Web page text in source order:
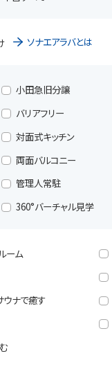
ソナエアラバとは
小田急旧分譲
バリアフリー
対面式キッチン
両面バルコニー
管理人常駐
360°バーチャル見学
ーム
ウナで癒す